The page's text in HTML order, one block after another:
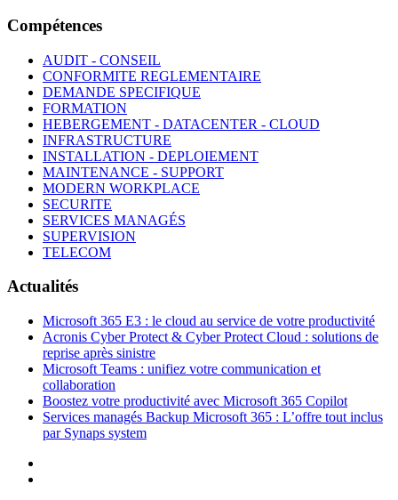
Compétences
AUDIT - CONSEIL
CONFORMITE REGLEMENTAIRE
DEMANDE SPECIFIQUE
FORMATION
HEBERGEMENT - DATACENTER - CLOUD
INFRASTRUCTURE
INSTALLATION - DEPLOIEMENT
MAINTENANCE - SUPPORT
MODERN WORKPLACE
SECURITE
SERVICES MANAGÉS
SUPERVISION
TELECOM
Actualités
Microsoft 365 E3 : le cloud au service de votre productivité
Acronis Cyber Protect & Cyber Protect Cloud : solutions de
reprise après sinistre
Microsoft Teams : unifiez votre communication et
collaboration
Boostez votre productivité avec Microsoft 365 Copilot
Services managés Backup Microsoft 365 : L’offre tout inclus
par Synaps system